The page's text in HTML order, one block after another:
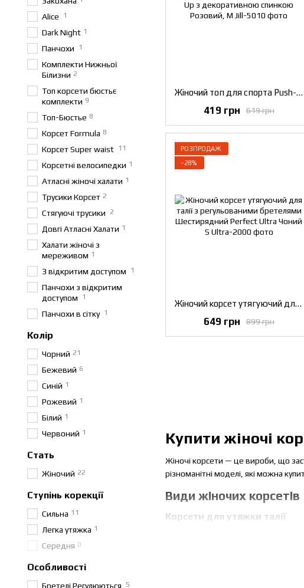
Купити жіночі
Жіночі корсети — це вироби, що
різноманітні моделі, які можна
Види жіночих корсетів
Корсети для утяжки талії
Жіночий топ для спорта Push-Up з декоративною спинкою Розовий, M
619 грн
419 грн
РОЗПРОДАЖ
−28%
Жіночий корсет утягуючий для талії з регульованими бретелями Шестирядний Perfect Ultra Чоний S
899 грн
649 грн
Alice 1
Dark Night 1
Панчохи 1
Комплекти Нижньої
Білизни 2
Топ корсети бюстьє
комплекти 9
Топ-Бюстье 8
Корсет Formula 8
Корсет Super waist 11
Корсетні велосипедки 1
Атласні жіночі халати 1
Трусики Корсет 2
Стягуючі трусики 2
Довгі Атласні Халати 1
Халати жіночі з
мереживом 1
З відкритим доступом 1
Панчохи з відкритим
доступом
1
Панчохи в сітку 1
Колір
Чорний 21
Бежевий 6
Синій 1
Рожевий 1
Білий 1
Червоний 1
Стать
Жіночий 22
Ступінь корекції
Сильна 11
Легка утяжка 1
Середня 0
Особливості
Бретелі Регулюються 5